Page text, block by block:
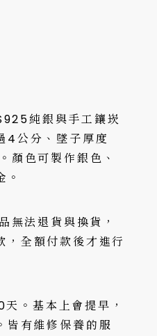
純銀與手工鑲崁
4公分、墜子厚度
色可製作銀色、
。
無法退貨與換貨，
，全額付款後才進行
。基本上會提早，
皆有維修保養的服